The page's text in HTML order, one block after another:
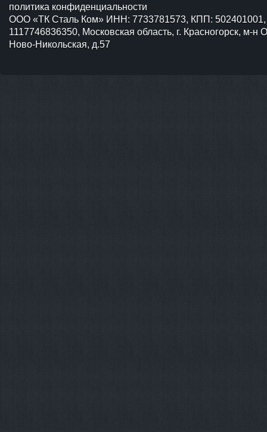
политика конфиденциальности
ООО «ТК Сталь Ком» ИНН: 7733781573, КПП:
1117746836350, Московская область, г. Красногорск, м-н
Ново-Никольская, д.57